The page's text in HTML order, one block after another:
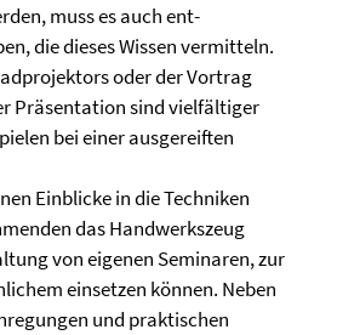
muss es auch ent­
die dieses Wissen vermitteln.
oder der Vortrag
Präsentation sind vielfältiger
bei einer ausgereiften
Einblicke in die Techniken
das Handwerkszeug
von eigenen Seminaren, zur
einsetzen können. Neben
und praktischen